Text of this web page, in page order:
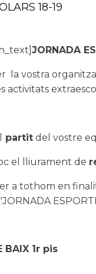
18-19
JORNADA
la vostra
activitats
partit del vostre
el lliurament de
a tothom en
1r pis